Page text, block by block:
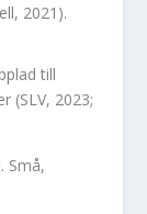
2021).
till
(SLV, 2023;
Små,